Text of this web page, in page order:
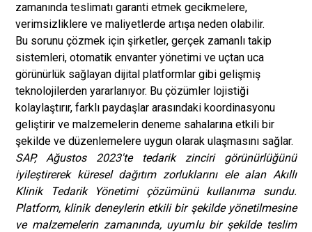
zamanında teslimatı garanti etmek gecikmelere,
verimsizliklere ve maliyetlerde artışa neden olabilir.
Bu sorunu çözmek için şirketler, gerçek zamanlı takip
sistemleri, otomatik envanter yönetimi ve uçtan uca
görünürlük sağlayan dijital platformlar gibi gelişmiş
teknolojilerden yararlanıyor. Bu çözümler lojistiği
kolaylaştırır, farklı paydaşlar arasındaki koordinasyonu
geliştirir ve malzemelerin deneme sahalarına etkili bir
şekilde ve düzenlemelere uygun olarak ulaşmasını sağlar.
SAP, Ağustos 2023'te tedarik zinciri görünürlüğünü
iyileştirerek küresel dağıtım zorluklarını ele alan Akıllı
Klinik Tedarik Yönetimi çözümünü kullanıma sundu.
Platform, klinik deneylerin etkili bir şekilde yönetilmesine
ve malzemelerin zamanında, uyumlu bir şekilde teslim